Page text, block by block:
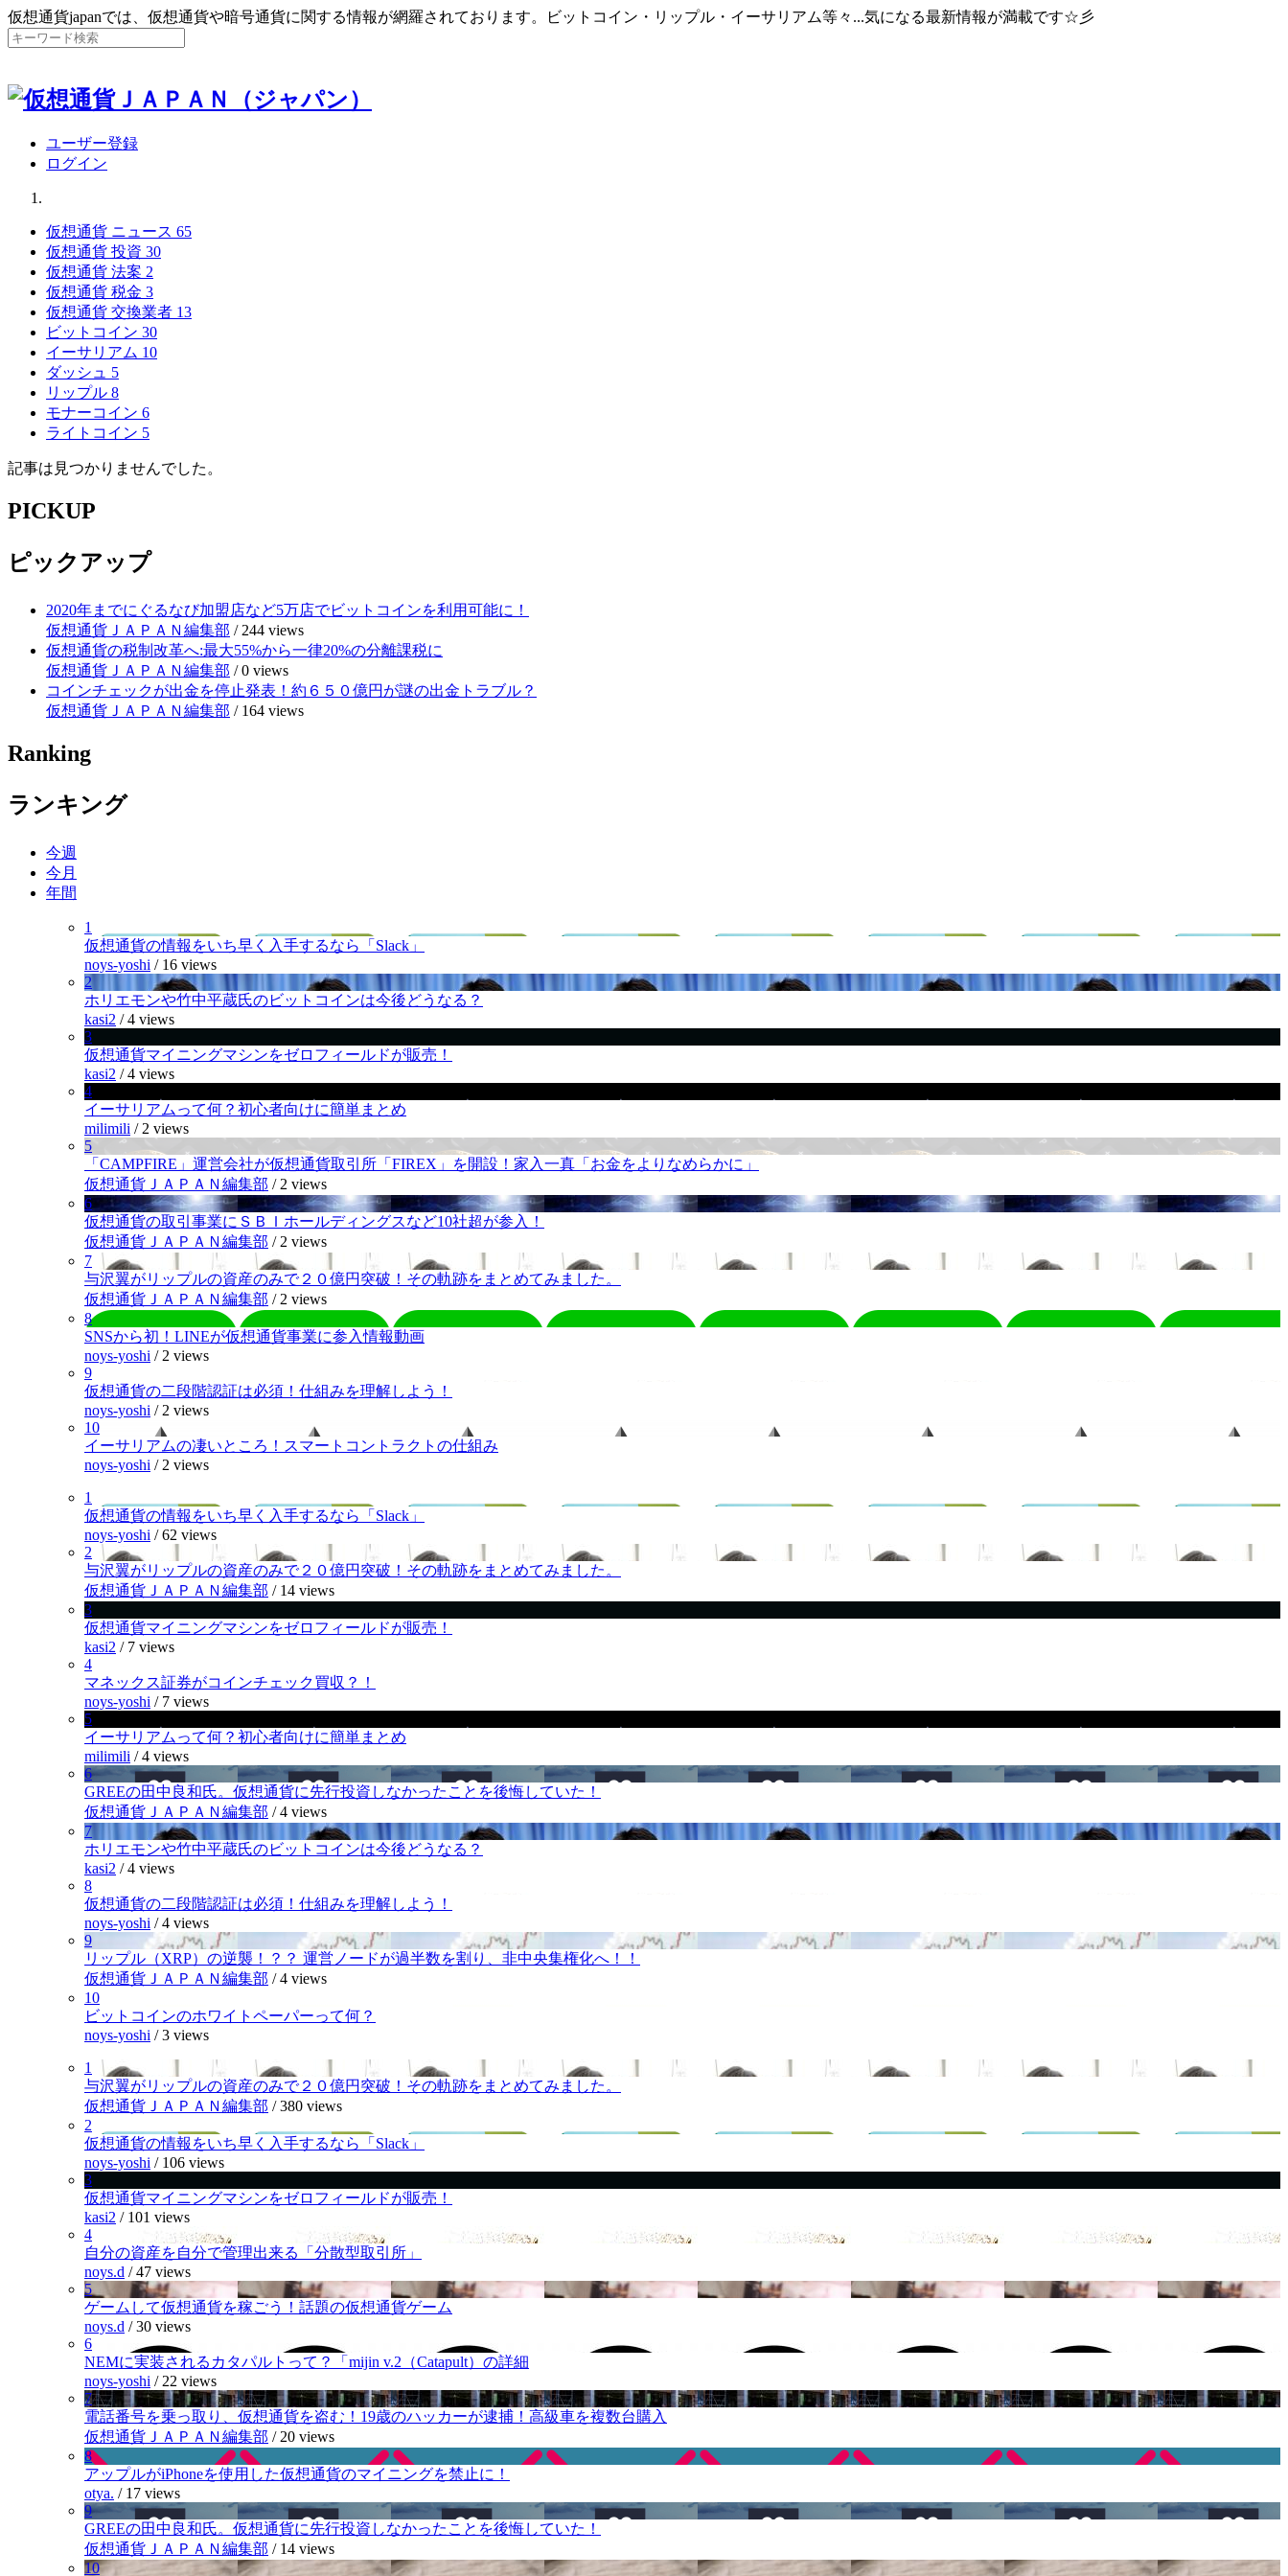
仮想通貨japanでは、仮想通貨や暗号通貨に関する情報が網羅されております。ビットコイン・リップル・イーサリアム等々...気になる最新情報が満載です☆彡
ユーザー登録
ログイン
仮想通貨 ニュース 65
仮想通貨 投資 30
仮想通貨 法案 2
仮想通貨 税金 3
仮想通貨 交換業者 13
ビットコイン 30
イーサリアム 10
ダッシュ 5
リップル 8
モナーコイン 6
ライトコイン 5
記事は見つかりませんでした。
PICKUP
ピックアップ
2020年までにぐるなび加盟店など5万店でビットコインを利用可能に！
仮想通貨ＪＡＰＡＮ編集部 / 244 views
仮想通貨の税制改革へ:最大55%から一律20%の分離課税に
仮想通貨ＪＡＰＡＮ編集部 /0 views
コインチェックが出金を停止発表！約６５０億円が謎の出金トラブル？
仮想通貨ＪＡＰＡＮ編集部 / 164 views
Ranking
ランキング
今週
今月
年間
1
仮想通貨の情報をいち早く入手するなら「Slack」
noys-yoshi / 16 views
2
ホリエモンや竹中平蔵氏のビットコインは今後どうなる？
kasi2 /4 views
3
仮想通貨マイニングマシンをゼロフィールドが販売！
kasi2 /4 views
4
イーサリアムって何？初心者向けに簡単まとめ
milimili / 2 views
5
「CAMPFIRE」運営会社が仮想通貨取引所「FIREX」を開設！家入一真「お金をよりなめらかに」
仮想通貨ＪＡＰＡＮ編集部 / 2 views
6
仮想通貨の取引事業にＳＢＩホールディングスなど10社超が参入！
仮想通貨ＪＡＰＡＮ編集部 / 2 views
7
与沢翼がリップルの資産のみで２０億円突破！その軌跡をまとめてみました。
仮想通貨ＪＡＰＡＮ編集部 / 2 views
8
SNSから初！LINEが仮想通貨事業に参入情報動画
noys-yoshi / 2 views
9
仮想通貨の二段階認証は必須！仕組みを理解しよう！
noys-yoshi / 2 views
10
イーサリアムの凄いところ！スマートコントラクトの仕組み
noys-yoshi / 2 views
1
仮想通貨の情報をいち早く入手するなら「Slack」
noys-yoshi /62 views
2
与沢翼がリップルの資産のみで２０億円突破！その軌跡をまとめてみました。
仮想通貨ＪＡＰＡＮ編集部 / 14 views
3
仮想通貨マイニングマシンをゼロフィールドが販売！
kasi2 / 7 views
4
マネックス証券がコインチェック買収？！
noys-yoshi / 7 views
5
イーサリアムって何？初心者向けに簡単まとめ
milimili /4 views
6
GREEの田中良和氏。仮想通貨に先行投資しなかったことを後悔していた！
仮想通貨ＪＡＰＡＮ編集部 /4 views
7
ホリエモンや竹中平蔵氏のビットコインは今後どうなる？
kasi2 /4 views
8
仮想通貨の二段階認証は必須！仕組みを理解しよう！
noys-yoshi /4 views
9
リップル（XRP）の逆襲！？？ 運営ノードが過半数を割り、非中央集権化へ！！
仮想通貨ＪＡＰＡＮ編集部 /4 views
10
ビットコインのホワイトペーパーって何？
noys-yoshi /3 views
1
与沢翼がリップルの資産のみで２０億円突破！その軌跡をまとめてみました。
仮想通貨ＪＡＰＡＮ編集部 /380 views
2
仮想通貨の情報をいち早く入手するなら「Slack」
noys-yoshi / 106 views
3
仮想通貨マイニングマシンをゼロフィールドが販売！
kasi2 / 101 views
4
自分の資産を自分で管理出来る「分散型取引所」
noys.d /47 views
5
ゲームして仮想通貨を稼ごう！話題の仮想通貨ゲーム
noys.d /30 views
6
NEMに実装されるカタパルトって？「mijin v.2（Catapult）の詳細
noys-yoshi / 22 views
7
電話番号を乗っ取り、仮想通貨を盗む！19歳のハッカーが逮捕！高級車を複数台購入
仮想通貨ＪＡＰＡＮ編集部 / 20 views
8
アップルがiPhoneを使用した仮想通貨のマイニングを禁止に！
otya. / 17 views
9
GREEの田中良和氏。仮想通貨に先行投資しなかったことを後悔していた！
仮想通貨ＪＡＰＡＮ編集部 / 14 views
10